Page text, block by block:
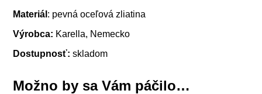
Materiál : pevná oceľová zliatina
Výrobca: Karella, Nemecko
Dostupnosť: skladom
Možno by sa Vám páčilo…